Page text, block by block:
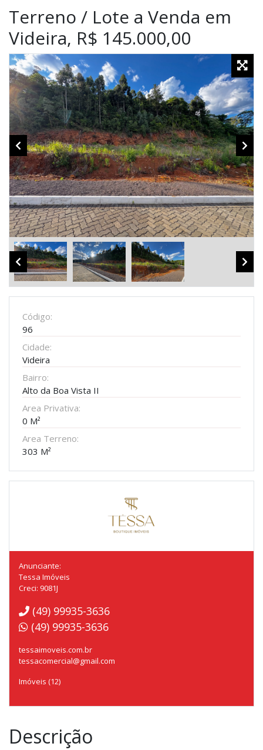
Terreno / Lote a Venda em
Videira, R$ 145.000,00
Código:
96
Cidade:
Videira
Bairro:
Alto da Boa Vista II
Area Privativa:
0 M²
Area Terreno:
303 M²
Anunciante:
Tessa Imóveis
Creci: 9081J
(49) 99935-3636
(49) 99935-3636
tessaimoveis.com.br
tessacomercial@gmail.com
Imóveis (12)
Descrição